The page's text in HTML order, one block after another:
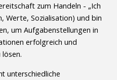
zum Handeln - „Ich
Werte, Sozialisation) und bin
um Aufgabenstellungen in
erfolgreich und
unterschiedliche